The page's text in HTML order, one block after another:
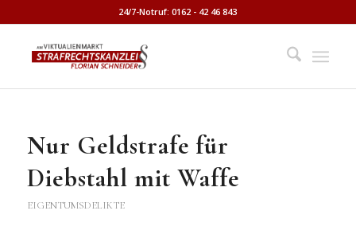
24/7-Notruf: 0162 - 42 46 843
Nur Geldstrafe für
Diebstahl mit Waffe
EIGENTUMSDELIKTE